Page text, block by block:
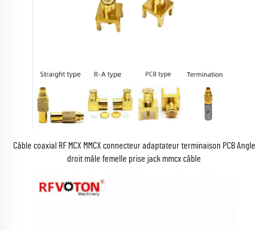
Câble coaxial RF MCX MMCX connecteur adaptateur terminaison PCB Angle
droit mâle femelle prise jack mmcx câble